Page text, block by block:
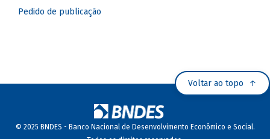
Pedido de publicação
Voltar ao topo
© 2025 BNDES - Banco Nacional de Desenvolvimento Econômico e Social.